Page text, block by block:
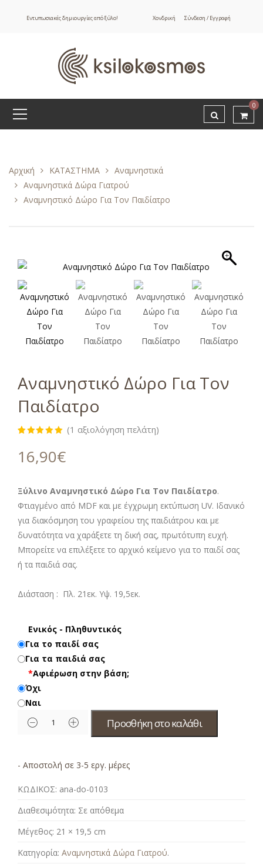
Εντυπωσιακές δημιουργίες από ξύλο! Χονδρική Σύνδεση / Εγγραφή
0
Αρχική ΚΑΤΑΣΤΗΜΑ
Αναμνηστικά
Αναμνηστικά Δώρα Γιατρού
Αναμνηστικό Δώρο Για Τον Παιδίατρο
Αναμνηστικό Δώρο Για Τον
Παιδίατρο
από 5 με
βάση
(1 αξιολόγηση πελάτη)
16,90€
Ξύλινο Αναμνηστικό Δώρο Για Τον Παιδίατρο.
Φτιαγμένο από MDF και με έγχρωμη εκτύπωση UV. Ιδανικό
για διακόσμηση του γραφείου της παιδιάτρου και με
δυνατότητα να χαράξετε τη δική σας, πρωτότυπη ευχή.
Μπορείτε να επιλέξετε το αρχικό κείμενο για το παιδί σας
ή τα παιδιά σας.
Διάσταση : Πλ. 21εκ. Υψ. 19,5εκ.
Ενικός - Πληθυντικός
Για το παιδί σας
Για τα παιδιά σας
*Αφιέρωση στην βάση;
Όχι
Ναι
Προσθήκη στο καλάθι
- Αποστολή σε 3-5 εργ. μέρες
ΚΩΔΙΚΟΣ: ana-do-0103
Διαθεσιμότητα: Σε απόθεμα
Μέγεθος: 21 × 19,5 cm
Κατηγορία: Αναμνηστικά Δώρα Γιατρού.